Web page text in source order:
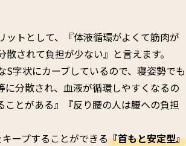
ットとして、『体液循環がよくて筋肉が
されて負担が少ない』と言えます。
字状にカーブしているので、寝姿勢でも
分散され、血液が循環しやすくなるの
とがある』『反り腰の人は腰への負担
ープすることができる『首もと安定型』